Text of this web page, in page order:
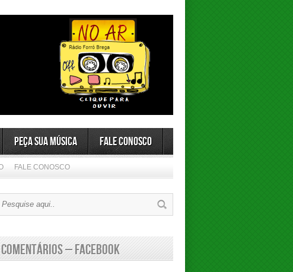
Peça sua Música Fale Conosco
FALE CONOSCO
Comentários – Facebook